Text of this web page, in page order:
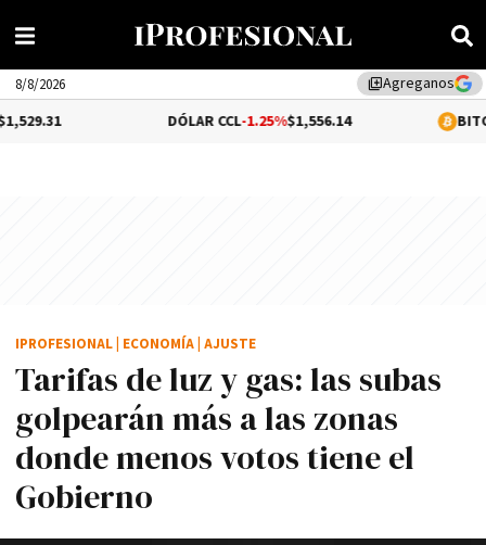
library_addAgreganos
8/8/2026
-1.25%$1,556.14 0.12%
Tarifas de luz y gas: las subas
golpearán más a las zonas
donde menos votos tiene el
Gobierno
IPROFESIONAL ECONOMÍA AJUSTE